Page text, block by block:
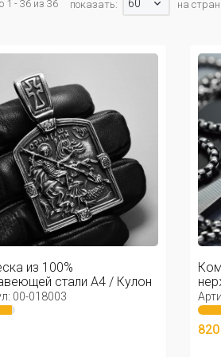
1 - 36 из 36 показать: 60 на
из 100%
стали А4 / Кулон
...
00-018003
и ...